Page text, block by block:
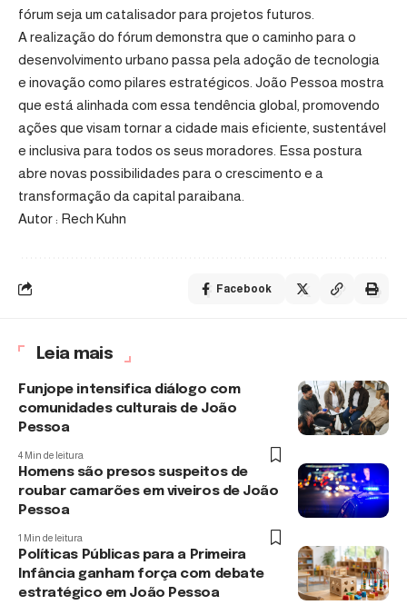
fórum seja um catalisador para projetos futuros.
A realização do fórum demonstra que o caminho para o
desenvolvimento urbano passa pela adoção de tecnologia
e inovação como pilares estratégicos. João Pessoa mostra
que está alinhada com essa tendência global, promovendo
ações que visam tornar a cidade mais eficiente, sustentável
e inclusiva para todos os seus moradores. Essa postura
abre novas possibilidades para o crescimento e a
transformação da capital paraibana.
Autor : Rech Kuhn
Facebook
Leia mais
Funjope intensifica diálogo com
comunidades culturais de João
Pessoa
4 Min de leitura
Homens são presos suspeitos de
roubar camarões em viveiros de João
Pessoa
1 Min de leitura
Políticas Públicas para a Primeira
Infância ganham força com debate
estratégico em João Pessoa